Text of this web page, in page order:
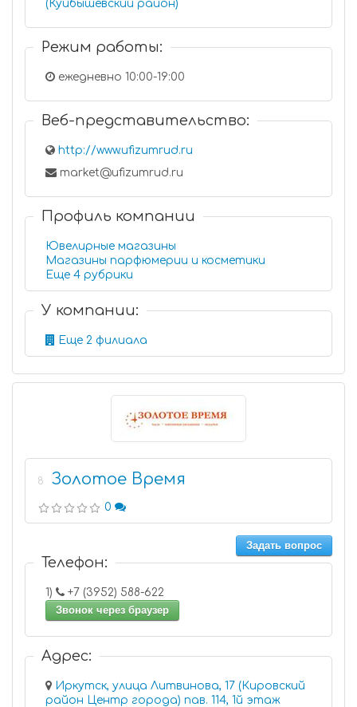
(Куйбышевский район)
Режим работы:
ежедневно 10:00-19:00
Веб-представительство:
http://www.ufizumrud.ru
market@ufizumrud.ru
Профиль компании
Ювелирные магазины
Магазины парфюмерии и косметики
Еще 4 рубрики
У компании:
Еще 2 филиала
8 Золотое Время
0
Задать вопрос
Телефон:
1)
+7 (3952) 588-622
Звонок через браузер
Адрес:
Иркутск, улица Литвинова, 17 (Кировский
район Центр города) пав. 114, 1й этаж